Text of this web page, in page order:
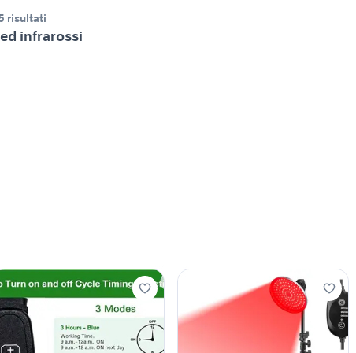
risultati
infrarossi